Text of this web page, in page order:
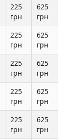
225
грн
625
грн
225
грн
625
грн
225
грн
625
грн
225
грн
625
грн
225
грн
625
грн